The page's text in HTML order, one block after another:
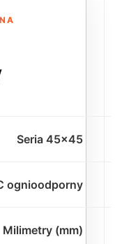
Seria 45x45
ognioodporny
Milimetry (mm)